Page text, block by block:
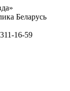
Беларусь
16-59